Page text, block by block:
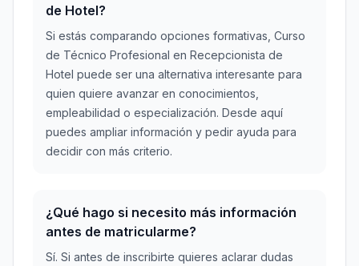
de Hotel?
Si estás comparando opciones formativas, Curso
de Técnico Profesional en Recepcionista de
Hotel puede ser una alternativa interesante para
quien quiere avanzar en conocimientos,
empleabilidad o especialización. Desde aquí
puedes ampliar información y pedir ayuda para
decidir con más criterio.
¿Qué hago si necesito más información
antes de matricularme?
Sí. Si antes de inscribirte quieres aclarar dudas